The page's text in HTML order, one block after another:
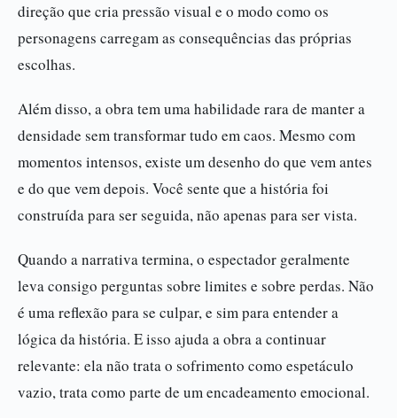
direção que cria pressão visual e o modo como os
personagens carregam as consequências das próprias
escolhas.
Além disso, a obra tem uma habilidade rara de manter a
densidade sem transformar tudo em caos. Mesmo com
momentos intensos, existe um desenho do que vem antes
e do que vem depois. Você sente que a história foi
construída para ser seguida, não apenas para ser vista.
Quando a narrativa termina, o espectador geralmente
leva consigo perguntas sobre limites e sobre perdas. Não
é uma reflexão para se culpar, e sim para entender a
lógica da história. E isso ajuda a obra a continuar
relevante: ela não trata o sofrimento como espetáculo
vazio, trata como parte de um encadeamento emocional.